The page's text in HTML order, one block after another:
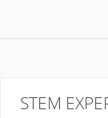
STEM